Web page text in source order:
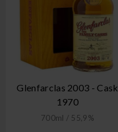
Glenfarclas 2003 - Cask
1970
700ml / 55,9%